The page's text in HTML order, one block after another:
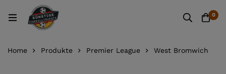
0
Home Produkte Premier League West Bromwich